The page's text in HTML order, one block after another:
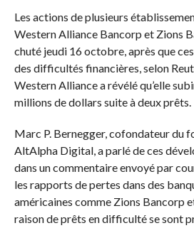
Les actions de plusieurs
Western Alliance Bancorp et Zions
chuté jeudi 16 octobre, après que
des difficultés financières, selon
Western Alliance a révélé qu’elle
millions de dollars suite à deux prêts.
Marc P. Bernegger, cofondateur du
AltAlpha Digital, a parlé de ces
dans un commentaire envoyé par
les rapports de pertes dans des
américaines comme Zions Bancorp
raison de prêts en difficulté se sont